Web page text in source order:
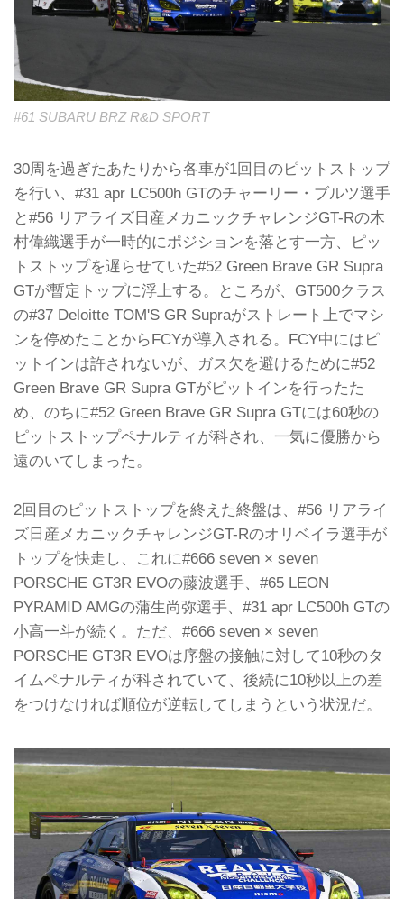
#61 SUBARU BRZ R&D SPORT
30周を過ぎたあたりから各車が1回目のピットストップ
を行い、#31 apr LC500h GTのチャーリー・ブルツ選手
と#56 リアライズ日産メカニックチャレンジGT-Rの木
村偉織選手が一時的にポジションを落とす一方、ピッ
トストップを遅らせていた#52 Green Brave GR Supra
GTが暫定トップに浮上する。ところが、GT500クラス
の#37 Deloitte TOM'S GR Supraがストレート上でマシ
ンを停めたことからFCYが導入される。FCY中にはピ
ットインは許されないが、ガス欠を避けるために#52
Green Brave GR Supra GTがピットインを行ったた
め、のちに#52 Green Brave GR Supra GTには60秒の
ピットストップペナルティが科され、一気に優勝から
遠のいてしまった。
2回目のピットストップを終えた終盤は、#56 リアライ
ズ日産メカニックチャレンジGT-Rのオリベイラ選手が
トップを快走し、これに#666 seven × seven
PORSCHE GT3R EVOの藤波選手、#65 LEON
PYRAMID AMGの蒲生尚弥選手、#31 apr LC500h GTの
小高一斗が続く。ただ、#666 seven × seven
PORSCHE GT3R EVOは序盤の接触に対して10秒のタ
イムペナルティが科されていて、後続に10秒以上の差
をつけなければ順位が逆転してしまうという状況だ。